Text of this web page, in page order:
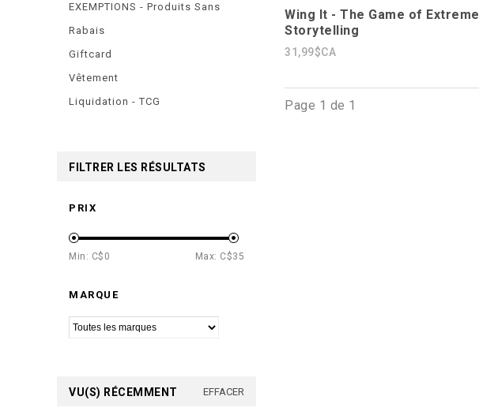
Wing It - The Game of Extreme
Storytelling
31,99$CA
Page 1 de 1
EXEMPTIONS - Produits Sans
Rabais
Giftcard
Vêtement
Liquidation - TCG
FILTRER LES RÉSULTATS
PRIX
Min: C$ 0 Max: C$35
MARQUE
VU(S) RÉCEMMENT EFFACER